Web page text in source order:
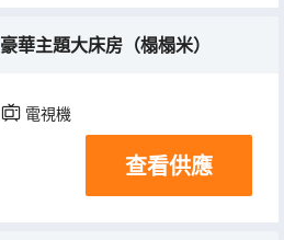
豪華主題大床房（榻榻米）
電視機
查看供應